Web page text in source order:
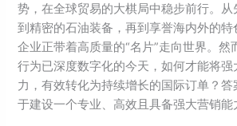
势，在全球贸易的大棋局中稳步前行。
到精密的石油装备，再到享誉海内外的
企业正带着高质量的“名片”走向世界。然
行为已深度数字化的今天，如何才能将强
力，有效转化为持续增长的国际订单？
于建设一个专业、高效且具备强大营销能